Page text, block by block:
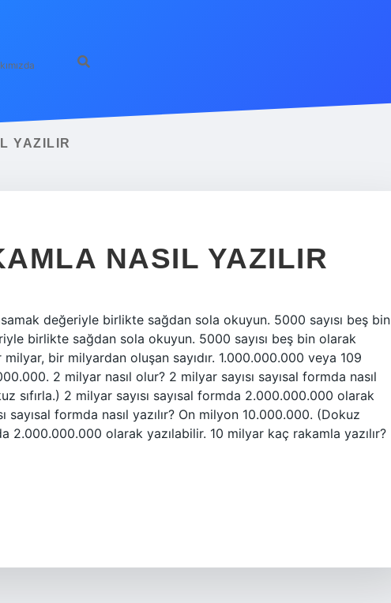
YAZILIR
NASIL YAZILIR
değeriyle birlikte sağdan sola okuyun. 5000 sayısı beş bin
birlikte sağdan sola okuyun. 5000 sayısı beş bin olarak
bir milyardan oluşan sayıdır. 1.000.000.000 veya 109
2 milyar nasıl olur? 2 milyar sayısı sayısal formda nasıl
sıfırla.) 2 milyar sayısı sayısal formda 2.000.000.000 olarak
sayısal formda nasıl yazılır? On milyon 10.000.000. (Dokuz
2.000.000.000 olarak yazılabilir. 10 milyar kaç rakamla yazılır?